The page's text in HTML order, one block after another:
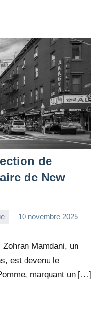
de
de New
10 novembre 2025
Mamdani, un
est devenu le
marquant un […]